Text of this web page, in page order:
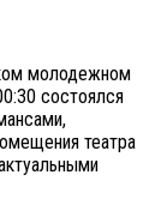
молодежном
состоялся
театра